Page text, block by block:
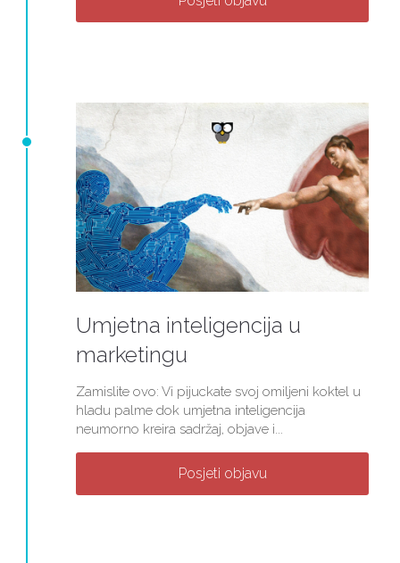
Umjetna inteligencija u
marketingu
Zamislite ovo: Vi pijuckate svoj omiljeni koktel u
hladu palme dok umjetna inteligencija
neumorno kreira sadržaj, objave i...
Posjeti objavu